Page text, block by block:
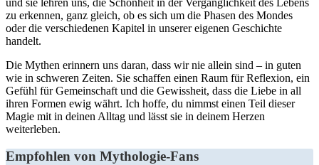
zu erkennen, ganz gleich, ob es sich um ⁣die Phasen des ‌Mondes
oder die verschiedenen Kapitel in unserer eigenen Geschichte
handelt.
Die Mythen erinnern uns daran, dass wir nie allein sind – in guten
wie⁣ in schweren Zeiten. Sie schaffen einen Raum für Reflexion, ein
Gefühl für Gemeinschaft und die Gewissheit, dass die Liebe in all
ihren Formen ewig währt. Ich hoffe, du ⁣nimmst einen Teil dieser
Magie mit in deinen Alltag und lässt sie in deinem Herzen⁤
weiterleben.
Empfohlen ​von Mythologie-Fans